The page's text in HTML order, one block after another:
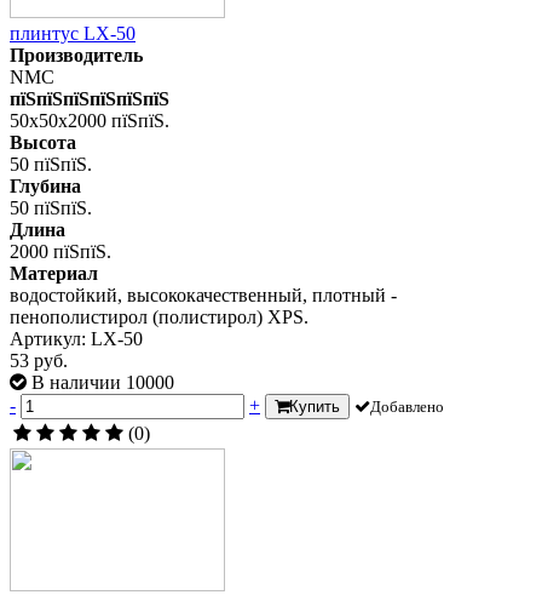
плинтус LX-50
Производитель
NMC
пїЅпїЅпїЅпїЅпїЅпїЅ
50x50x2000 пїЅпїЅ.
Высота
50 пїЅпїЅ.
Глубина
50 пїЅпїЅ.
Длина
2000 пїЅпїЅ.
Материал
водостойкий, высококачественный, плотный -
пенополистирол (полистирол) XPS.
Артикул: LX-50
53 руб.
В наличии 10000
-
+ Купить Добавлено
(0)